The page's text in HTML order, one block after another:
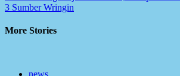
3 Sumber Wringin
More Stories
news